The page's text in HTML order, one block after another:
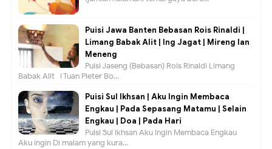
Puisi Jawa Banten Bebasan Rois Rinaldi |
Limang Babak Alit | Ing Jagat | Mireng lan
Meneng
Puisi Jaseng (Bebasan) Rois Rinaldi Limang
Babak Alit I Tuan Pieter Bo...
Puisi Sul Ikhsan | Aku Ingin Membaca
Engkau | Pada Sepasang Matamu | Selain
Engkau | Doa | Pada Hari
Puisi Sul Ikhsan Aku Ingin Membaca Engkau
Aku ingin Di malam yang kura...